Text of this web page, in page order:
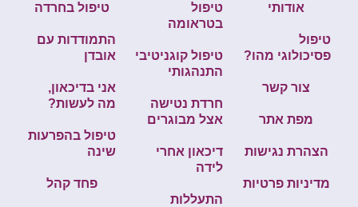
אודותי
טיפול
פסיכולוגי מהו?
צור קשר
מפת אתר
הצהרת נגישות
מדיניות פרטיות
טיפול
בטראומה
טיפול קוגניטיבי
התנהגותי
חרדת נטישה
אצל מבוגרים
דיכאון אחרי
לידה
התעללות
טיפול בחרדה
התמודדות עם
אובדן
אני בדיכאון,
מה לעשות?
טיפול בהפרעות
שינה
פחד קהל